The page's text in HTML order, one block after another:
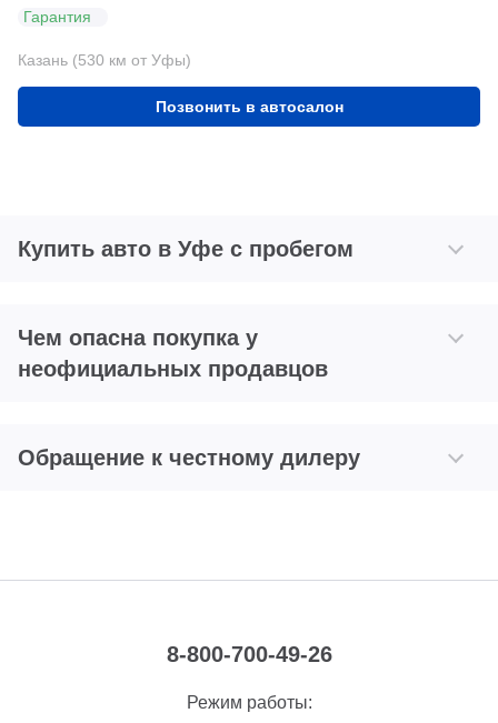
Гарантия
Казань (530 км от Уфы)
Позвонить в автосалон
Купить авто в Уфе с пробегом
Чем опасна покупка у
неофициальных продавцов
Обращение к честному дилеру
8-800-700-49-26
Режим работы: